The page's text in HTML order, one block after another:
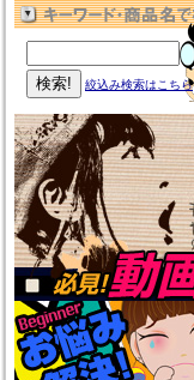
絞込み検索はこちら